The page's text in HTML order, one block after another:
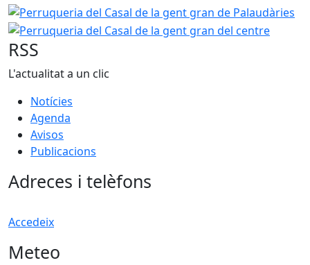
Perruqueria del Casal de la gent gran de Palaudàries
RSS
L'actualitat a un clic
Notícies
Agenda
Avisos
Publicacions
Adreces i telèfons
Accedeix
Meteo